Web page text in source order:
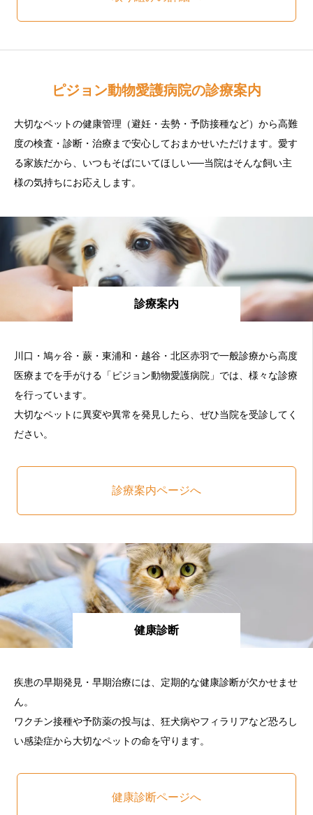
ピジョン動物愛護病院の診療案内
大切なペットの健康管理（避妊・去勢・予防接種など）から高難
度の検査・診断・治療まで安心しておまかせいただけます。愛す
る家族だから、いつもそばにいてほしい──当院はそんな飼い主
様の気持ちにお応えします。
診療案内
川口・鳩ヶ谷・蕨・東浦和・越谷・北区赤羽で一般診療から高度
医療までを手がける「ピジョン動物愛護病院」では、様々な診療
を行っています。
大切なペットに異変や異常を発見したら、ぜひ当院を受診してく
ださい。
診療案内ページへ
健康診断
疾患の早期発見・早期治療には、定期的な健康診断が欠かせませ
ん。
ワクチン接種や予防薬の投与は、狂犬病やフィラリアなど恐ろし
い感染症から大切なペットの命を守ります。
健康診断ページへ